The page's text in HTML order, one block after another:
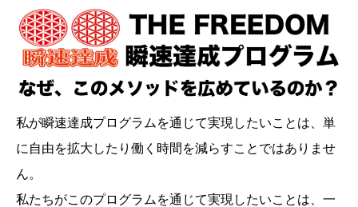
私が瞬速達成プログラムを通じて実現したいことは、単
に自由を拡大したり働く時間を減らすことではありませ
ん。
私たちがこのプログラムを通じて実現したいことは、一